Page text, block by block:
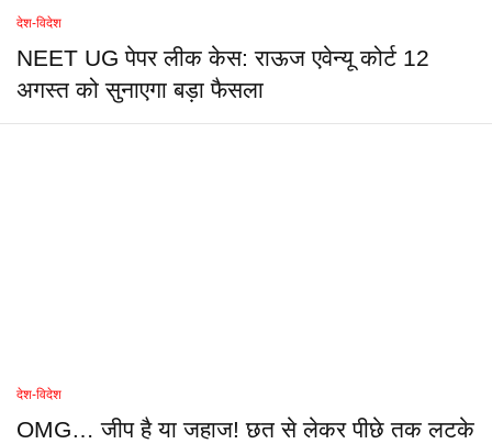
देश-विदेश
NEET UG पेपर लीक केस: राऊज एवेन्यू कोर्ट 12
अगस्त को सुनाएगा बड़ा फैसला
देश-विदेश
OMG… जीप है या जहाज! छत से लेकर पीछे तक लटके